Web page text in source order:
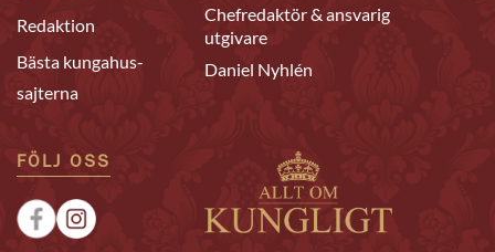
Redaktion
Bästa kungahus-
sajterna
Chefredaktör & ansvarig
utgivare
Daniel Nyhlén
FÖLJ OSS